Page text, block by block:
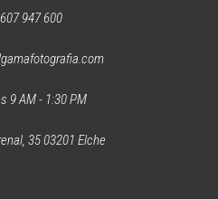
947 600
9 AM - 1:30 PM
35 03201 Elche